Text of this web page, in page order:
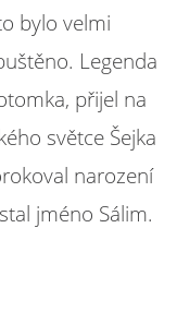
bylo velmi
Legenda
přijel na
světce Šejka
narození
jméno Sálim.